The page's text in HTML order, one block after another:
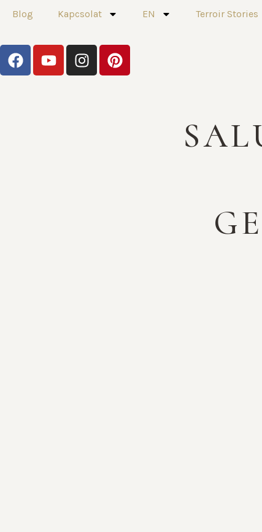
Blog Kapcsolat EN Terroir Stories